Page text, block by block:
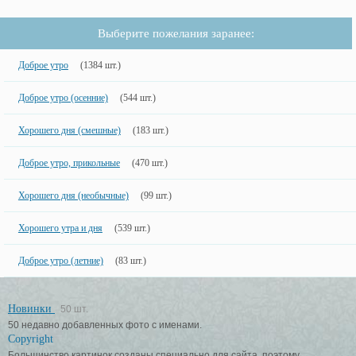
Выберите пожелания заранее:
Доброе утро (1384 шт.)
Доброе утро (осенние) (544 шт.)
Хорошего дня (смешные) (183 шт.)
Доброе утро, прикольные (470 шт.)
Хорошего дня (необычные) (99 шт.)
Хорошего утра и дня (539 шт.)
Доброе утро (летние) (83 шт.)
Новинки
50 шт.
50 недавно добавленных фото с именами.
Copyright